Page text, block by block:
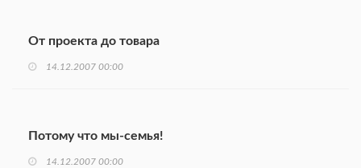
От проекта до товара
14.12.2007 00:00
Потому что мы-семья!
14.12.2007 00:00